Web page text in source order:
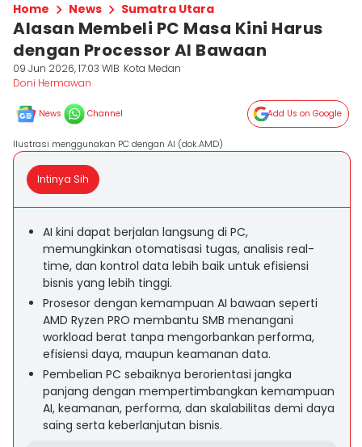
Home News Sumatra Utara
Alasan Membeli PC Masa Kini Harus
dengan Processor AI Bawaan
09 Jun 2026, 17:03 WIB Kota Medan
Doni Hermawan
News Channel Add Us on Google
Ilustrasi menggunakan PC dengan AI (dok.AMD)
Intinya Sih
AI kini dapat berjalan langsung di PC,
memungkinkan otomatisasi tugas, analisis real-
time, dan kontrol data lebih baik untuk efisiensi
bisnis yang lebih tinggi.
Prosesor dengan kemampuan AI bawaan seperti
AMD Ryzen PRO membantu SMB menangani
workload berat tanpa mengorbankan performa,
efisiensi daya, maupun keamanan data.
Pembelian PC sebaiknya berorientasi jangka
panjang dengan mempertimbangkan kemampuan
AI, keamanan, performa, dan skalabilitas demi daya
saing serta keberlanjutan bisnis.